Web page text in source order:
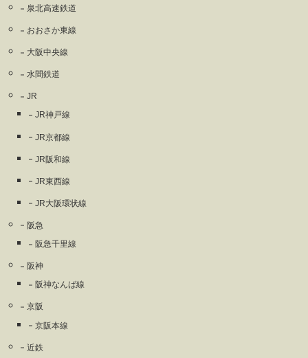
泉北高速鉄道
おおさか東線
大阪中央線
水間鉄道
JR
JR神戸線
JR京都線
JR阪和線
JR東西線
JR大阪環状線
阪急
阪急千里線
阪神
阪神なんば線
京阪
京阪本線
近鉄